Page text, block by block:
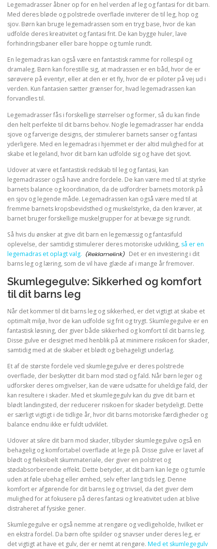
Legemadrasser åbner op for en hel verden af leg og fantasi for dit barn.
Med deres bløde og polstrede overflade inviterer de til leg, hop og
sjov. Børn kan bruge legemadrassen som en tryg base, hvor de kan
udfolde deres kreativitet og fantasi frit. De kan bygge huler, lave
forhindringsbaner eller bare hoppe og tumle rundt.
En legemadras kan også være en fantastisk ramme for rollespil og
dramaleg. Børn kan forestille sig, at madrassen er en båd, hvor de er
sørøvere på eventyr, eller at den er et fly, hvor de er piloter på vej ud i
verden. Kun fantasien sætter grænser for, hvad legemadrassen kan
forvandles til.
Legemadrasser fås i forskellige størrelser og former, så du kan finde
den helt perfekte til dit barns behov. Nogle legemadrasser har endda
sjove og farverige designs, der stimulerer barnets sanser og fantasi
yderligere. Med en legemadras i hjemmet er der altid mulighed for at
skabe et legeland, hvor dit barn kan udfolde sig og have det sjovt.
Udover at være et fantastisk redskab til leg og fantasi, kan
legemadrasser også have andre fordele. De kan være med til at styrke
barnets balance og koordination, da de udfordrer barnets motorik på
en sjov og legende måde. Legemadrassen kan også være med til at
fremme barnets kropsbevidsthed og muskelstyrke, da den kræver, at
barnet bruger forskellige muskelgrupper for at bevæge sig rundt.
Så hvis du ønsker at give dit barn en legemæssig og fantasifuld
oplevelse, der samtidig stimulerer deres motoriske udvikling, så er en
legemadras et oplagt valg.
Det er en investering i dit
barns leg og læring, som de vil have glæde af i mange år fremover.
Skumlegegulve: Sikkerhed og komfort
til dit barns leg
Når det kommer til dit barns leg og sikkerhed, er det vigtigt at skabe et
optimalt miljø, hvor de kan udfolde sig frit og trygt. Skumlegegulve er en
fantastisk løsning, der giver både sikkerhed og komfort til dit barns leg.
Disse gulve er designet med henblik på at minimere risikoen for skader,
samtidig med at de skaber et blødt og behageligt underlag.
Et af de største fordele ved skumlegegulve er deres polstrede
overflade, der beskytter dit barn mod stød og fald. Når børn leger og
udforsker deres omgivelser, kan de være udsatte for uheldige fald, der
kan resultere i skader. Med et skumlegegulv kan du give dit barn et
blødt landingsted, der reducerer risikoen for skader betydeligt. Dette
er særligt vigtigt i de tidlige år, hvor dit barns motoriske færdigheder og
balance endnu ikke er fuldt udviklet.
Udover at sikre dit barn mod skader, tilbyder skumlegegulve også en
behagelig og komfortabel overflade at lege på. Disse gulve er lavet af
blødt og fleksibelt skummateriale, der giver en polstret og
stødabsorberende effekt. Dette betyder, at dit barn kan lege og tumle
uden at føle ubehag eller ømhed, selv efter lang tids leg. Denne
komfort er afgørende for dit barns leg og trivsel, da det giver dem
mulighed for at fokusere på deres fantasi og kreativitet uden at blive
distraheret af fysiske gener.
Skumlegegulve er også nemme at rengøre og vedligeholde, hvilket er
en ekstra fordel. Da børn ofte spilder og snavser under deres leg, er
det vigtigt at have et gulv, der er nemt at rengøre. Med et skumlegegulv